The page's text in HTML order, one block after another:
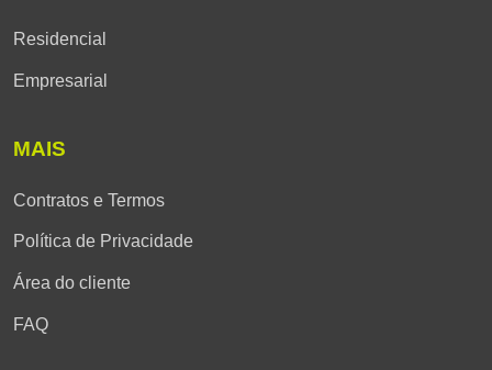
Residencial
Empresarial
MAIS
Contratos e Termos
Política de Privacidade
Área do cliente
FAQ